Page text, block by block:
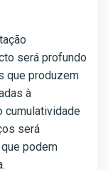
será profundo
que produzem
à
cumulatividade
será
podem